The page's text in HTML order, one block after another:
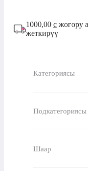
1000,00 с жогору
жеткирүү
Категориясы
Подкатегориясы
Шаар